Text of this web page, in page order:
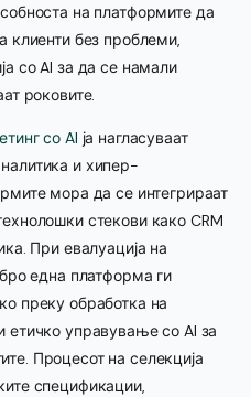
на платформите да
клиенти без проблеми,
со AI за да се намали
роковите.
со AI ја нагласуваат
и хипер-
мора да се интегрираат
стекови како CRM
При евалуација на
една платформа ги
преку обработка на
етичко управување со AI за
Процесот на селекција
спецификации,